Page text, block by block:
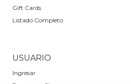
Gift Cards
Listado Completo
USUARIO
Ingresar